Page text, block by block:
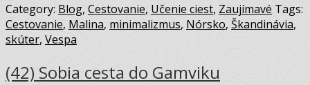
Category: Blog, Cestovanie, Učenie ciest, Zaujímavé Tags:
Cestovanie, Malina, minimalizmus, Nórsko, Škandinávia,
skúter, Vespa
(42) Sobia cesta do Gamviku